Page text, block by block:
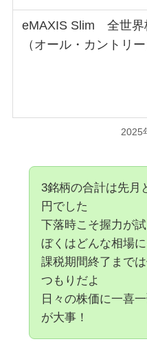
eMAXIS Slim 全世界
（オール・カントリー
2025
3銘柄の合計は先月
円でした
下落時こそ握力が
ぼくはどんな相場
課税期間終了まで
つもりだよ
日々の株価に一喜
が大事！